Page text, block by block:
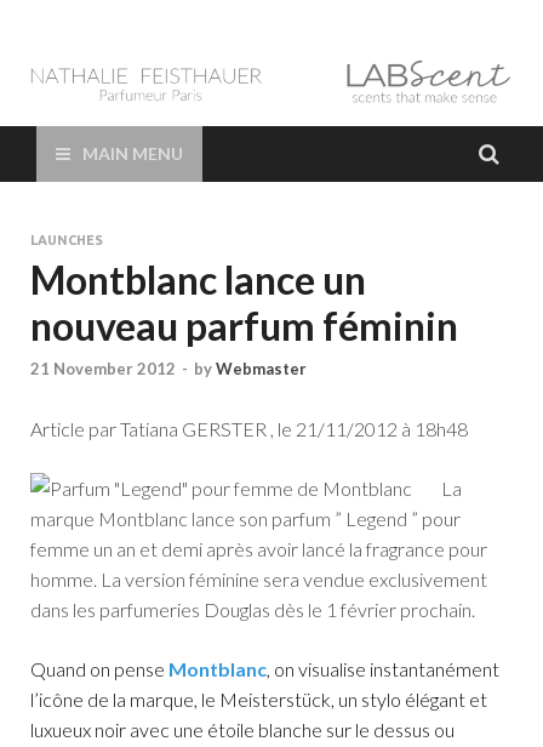
LAB Scent – Nathalie
Feisthauer –
Parfumeur Créateur
Paris – Fine
Fragrances Bespoke
Perfumer
Parfums de Niche et Sur Mesure – Nez – Nose – Niche and bespoke
Perfume – Nathalie Feisthauer – LAB Scent
MAIN MENU
LAUNCHES
Montblanc lance un
nouveau parfum féminin
21 November 2012 - byWebmaster
Article parTatiana GERSTER , le 21/11/2012 à 18h48
La
marque Montblanc lance son parfum ” Legend ” pour
femme un an et demi après avoir lancé la fragrance pour
homme. La version féminine sera vendue exclusivement
dans les parfumeries Douglas dès le 1 février prochain.
Quand on pense Montblanc, on visualise instantanément
l’icône de la marque, le Meisterstück, un stylo élégant et
luxueux noir avec une étoile blanche sur le dessus ou